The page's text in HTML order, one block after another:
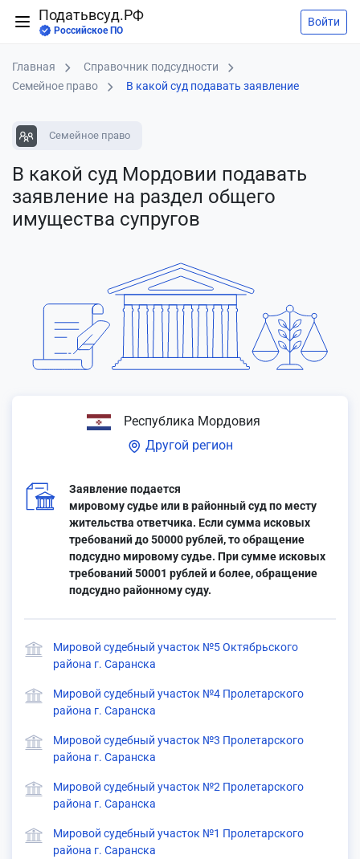
Податьвсуд.РФ
Российское ПО
Войти
Главная
Справочник подсудности
Семейное право
В какой суд подавать заявление
Семейное право
В какой суд Мордовии подавать
заявление на раздел общего
имущества супругов
Республика Мордовия
Другой регион
Заявление подается
мировому судье или в районный суд по месту
жительства ответчика. Если сумма исковых
требований до 50000 рублей, то обращение
подсудно мировому судье. При сумме исковых
требований 50001 рублей и более, обращение
подсудно районному суду.
Мировой судебный участок №5 Октябрьского
района г. Саранска
Мировой судебный участок №4 Пролетарского
района г. Саранска
Мировой судебный участок №3 Пролетарского
района г. Саранска
Мировой судебный участок №2 Пролетарского
района г. Саранска
Мировой судебный участок №1 Пролетарского
района г. Саранска